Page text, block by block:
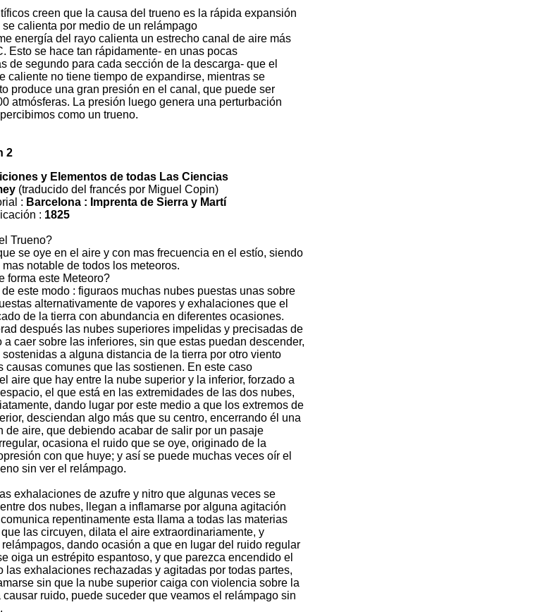
creen que la causa del trueno es la rápida expansión
calienta por medio de un relámpago
energía del rayo calienta un estrecho canal de aire más
Esto se hace tan rápidamente- en unas pocas
de segundo para cada sección de la descarga- que el
caliente no tiene tiempo de expandirse, mientras se
produce una gran presión en el canal, que puede ser
atmósferas. La presión luego genera una perturbación
como un trueno.
2
y Elementos de todas Las Ciencias
(traducido del francés por Miguel Copin)
: Barcelona : Imprenta de Sierra y Martí
: 1825
Trueno?
se oye en el aire y con mas frecuencia en el estío, siendo
notable de todos los meteoros.
forma este Meteoro?
de este modo : figuraos muchas nubes puestas unas sobre
alternativamente de vapores y exhalaciones que el
de la tierra con abundancia en diferentes ocasiones.
después las nubes superiores impelidas y precisadas de
a caer sobre las inferiores, sin que estas puedan descender,
a alguna distancia de la tierra por otro viento
causas comunes que las sostienen. En este caso
aire que hay entre la nube superior y la inferior, forzado a
el que está en las extremidades de las dos nubes,
dando lugar por este medio a que los extremos de
desciendan algo más que su centro, encerrando él una
de aire, que debiendo acabar de salir por un pasaje
ocasiona el ruido que se oye, originado de la
con que huye; y así se puede muchas veces oír el
sin ver el relámpago.
exhalaciones de azufre y nitro que algunas veces se
dos nubes, llegan a inflamarse por alguna agitación
repentinamente esta llama a todas las materias
las circuyen, dilata el aire extraordinariamente, y
dando ocasión a que en lugar del ruido regular
oiga un estrépito espantoso, y que parezca encendido el
las exhalaciones rechazadas y agitadas por todas partes,
sin que la nube superior caiga con violencia sobre la
causar ruido, puede suceder que veamos el relámpago sin